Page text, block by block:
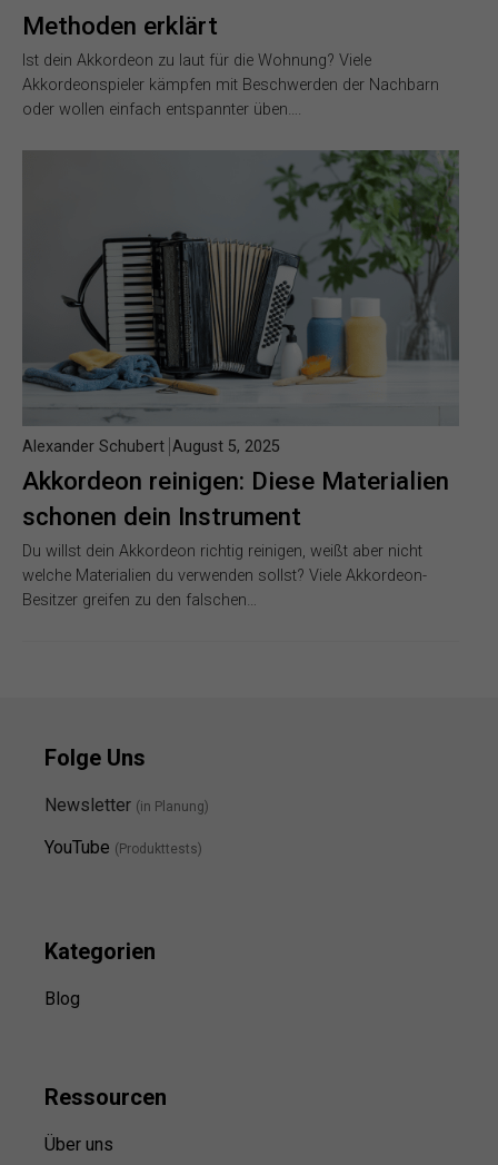
Methoden erklärt
Ist dein Akkordeon zu laut für die Wohnung? Viele
Akkordeonspieler kämpfen mit Beschwerden der Nachbarn
oder wollen einfach entspannter üben….
Akkordeon reinigen: Diese Materialien
schonen dein Instrument
Alexander Schubert August 5, 2025
Du willst dein Akkordeon richtig reinigen, weißt aber nicht
welche Materialien du verwenden sollst? Viele Akkordeon-
Besitzer greifen zu den falschen…
Folge Uns
Newsletter (in Planung)
YouTube (Produkttests)
Kategorien
Blog
Ressourcen
Über uns